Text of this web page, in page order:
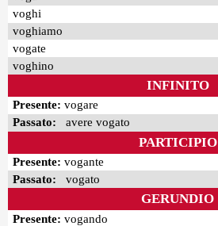
voghi
voghiamo
vogate
voghino
INFINITO
Presente: vogare
Passato: avere vogato
PARTICIPIO
Presente: vogante
Passato: vogato
GERUNDIO
Presente: vogando